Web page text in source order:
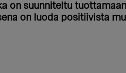
on suunniteltu
on luoda positiivista